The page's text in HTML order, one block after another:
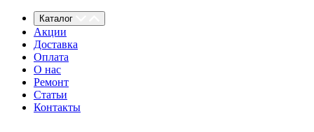
Каталог
Акции
Доставка
Оплата
О нас
Ремонт
Статьи
Контакты